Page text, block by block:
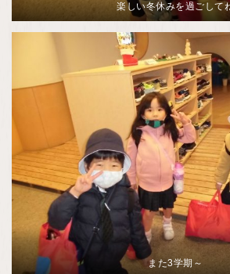
楽しい冬休みを過ごして
また3学期～